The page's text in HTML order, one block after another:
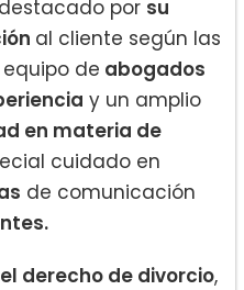
por su
al cliente según las
equipo de abogados
y un amplio
en materia de
cuidado en
de comunicación
derecho de divorcio,